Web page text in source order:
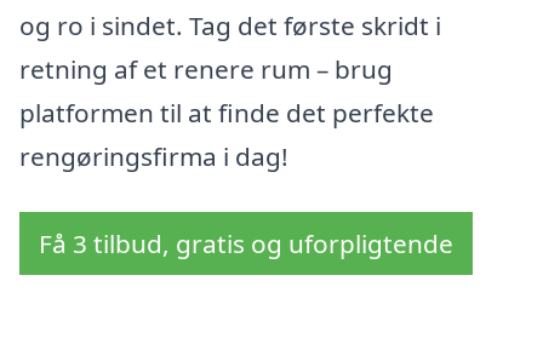
og ro i sindet. Tag det første skridt i
retning af et renere rum – brug
platformen til at finde det perfekte
rengøringsfirma i dag!
Få 3 tilbud, gratis og uforpligtende